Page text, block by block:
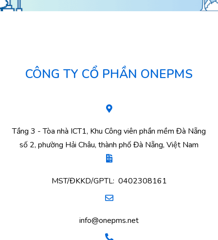
CÔNG TY CỔ PHẦN ONEPMS
Tầng 3 - Tòa nhà ICT1, Khu Công viên phần mềm Đà Nẵng
số 2, phường Hải Châu, thành phố Đà Nẵng, Việt Nam
MST/ĐKKD/GPTL: 0402308161
info@onepms.net